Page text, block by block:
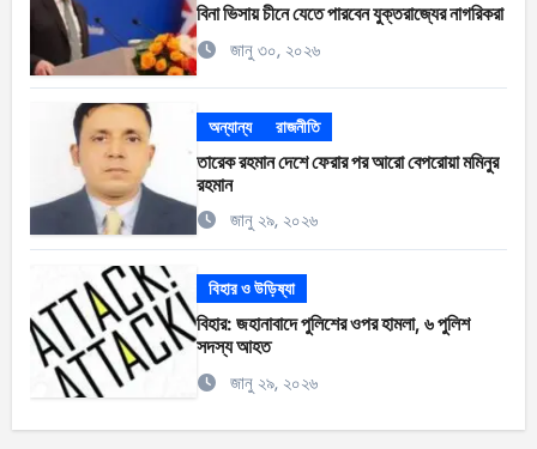
বিনা ভিসায় চীনে যেতে পারবেন যুক্তরাজ্যের নাগরিকরা
জানু ৩০, ২০২৬
অন্যান্য রাজনীতি
তারেক রহমান দেশে ফেরার পর আরো বেপরোয়া মমিনুর
রহমান
জানু ২৯, ২০২৬
বিহার ও উড়িষ্যা
বিহার: জহানাবাদে পুলিশের ওপর হামলা, ৬ পুলিশ
সদস্য আহত
জানু ২৯, ২০২৬